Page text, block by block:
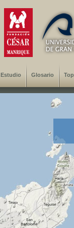
Estudio Glosario